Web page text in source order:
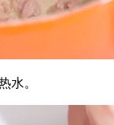
水。